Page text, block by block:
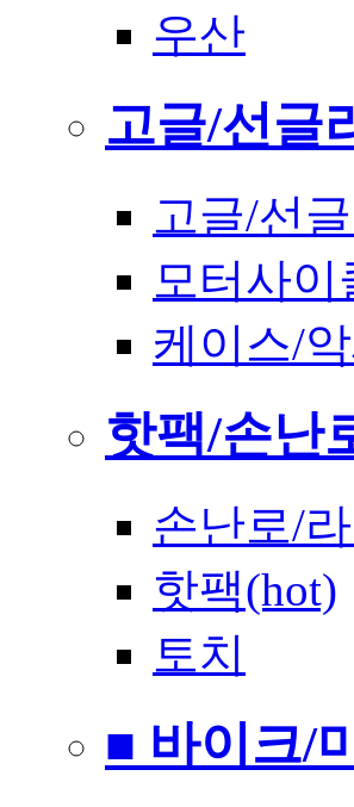
우산
고글/선글
고글/선
모터사이
케이스/
핫팩/손난
손난로/
핫팩(hot)
토치
■ 바이크/